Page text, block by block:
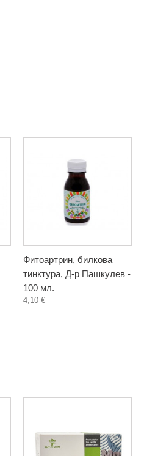
Фитоартрин, билкова
тинктура, Д-р Пашкулев -
100 мл.
4,10 €